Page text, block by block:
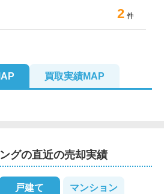
2 件
買取実績MAP
グの直近の売却実績
戸建て マンション